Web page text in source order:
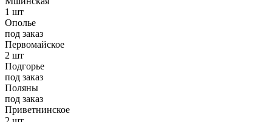
1 шт
Ополье
под заказ
Первомайское
2 шт
Подгорье
под заказ
Поляны
под заказ
Приветнинское